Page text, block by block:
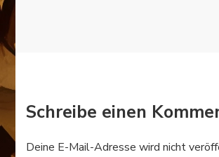
Schreibe einen
Deine E-Mail-Adresse wird nicht